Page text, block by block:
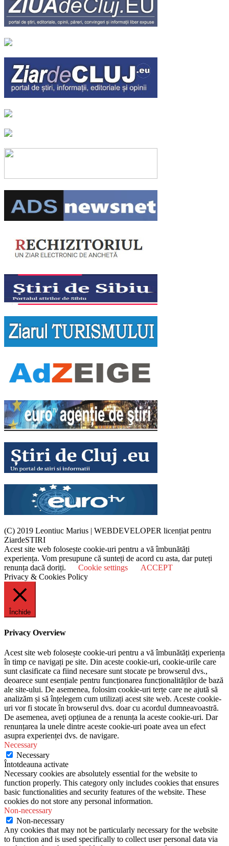
(C) 2019 Leontiuc Marius | WEBDEVELOPER licențiat pentru
ZiardeSTIRI
Acest site web folosește cookie-uri pentru a vă îmbunătăți
experiența. Vom presupune că sunteți de acord cu asta, dar puteți
renunța dacă doriți.
Cookie settings
ACCEPT
Privacy & Cookies Policy
Închide
Privacy Overview
Acest site web folosește cookie-uri pentru a vă îmbunătăți experiența
în timp ce navigați pe site. Din aceste cookie-uri, cookie-urile care
sunt clasificate ca fiind necesare sunt stocate pe browserul dvs.,
deoarece sunt esențiale pentru funcționarea funcționalităților de bază
ale site-ului. De asemenea, folosim cookie-uri terțe care ne ajută să
analizăm și să înțelegem cum utilizați acest site web. Aceste cookie-
uri vor fi stocate în browserul dvs. doar cu acordul dumneavoastră.
De asemenea, aveți opțiunea de a renunța la aceste cookie-uri. Dar
renunțarea la unele dintre aceste cookie-uri poate avea un efect
asupra experienței dvs. de navigare.
Necessary
Necessary
Întotdeauna activate
Necessary cookies are absolutely essential for the website to
function properly. This category only includes cookies that ensures
basic functionalities and security features of the website. These
cookies do not store any personal information.
Non-necessary
Non-necessary
Any cookies that may not be particularly necessary for the website
to function and is used specifically to collect user personal data via